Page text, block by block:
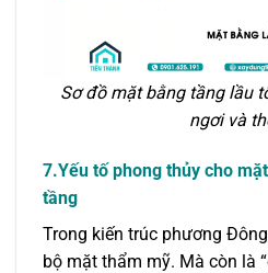
Sơ đồ mặt bằng tầng lầu
ngơi và
7.Yếu tố phong thủy cho
tầng
Trong kiến trúc phương
bộ mặt thẩm mỹ. Mà còn là